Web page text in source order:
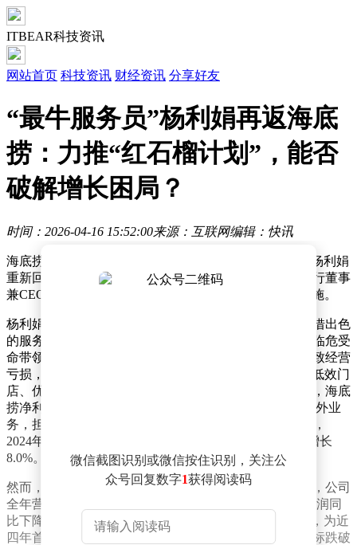
ITBEAR科技资讯
网站首页 科技资讯 财经资讯 分享好友
“最牛服务员”杨利娟再返海底
捞：力推“红石榴计划”，能否
破解增长困局？
时间：2026-04-16 15:52:00来源：互联网编辑：快讯
海底捞近日迎来重要人事变动，被称为“最牛服务员”的杨利娟
重新回归公司核心管理层。此前，她已辞任特海国际执行董事
兼CEO职务，转而统筹海底捞“红石榴计划”的推进与实施。
杨利娟的职业生涯堪称传奇。她从基层服务员起步，凭借出色
的服务能力和管理天赋，逐步晋升至公司高层，曾两次临危受
命带领海底捞走出困境。2022年，海底捞因逆势扩张导致经营
亏损，杨利娟接任CEO后主导“啄木鸟计划”，通过关闭低效门
店、优化内部管理，使公司当年实现扭亏为盈。2023年，海底
捞净利润达44.95亿元，创下历史新高。此后，她转战海外业
务，担任特海国际CEO，仅用一年便让该公司扭亏为盈，
2024年第三季度收入同比增长14.6%，2025年全年收入增长
8.0%。
然而，海底捞近期面临新的增长挑战。2025年财报显示，公司
全年营业收入432.2亿元，同比增长1.1%，但核心经营利润同
比下降13.3%至54亿元，年内溢利减少14.0%至40.4亿元，为近
四年首次净利润负增长。与此同时，翻台率这一关键指标跌破
微信截图识别或微信按住识别，关注公
众号回复数字1获得阅读码